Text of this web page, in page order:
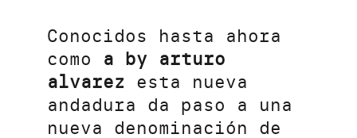
Conocidos hasta ahora
como a by arturo
alvarez esta nueva
andadura da paso a una
nueva denominación de